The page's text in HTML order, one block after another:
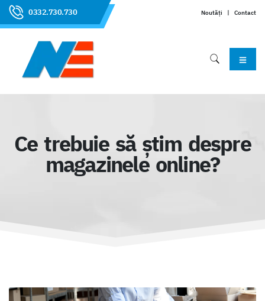
0332.730.730 Noutăți | Contact
Ce trebuie să ştim despre
magazinele online?